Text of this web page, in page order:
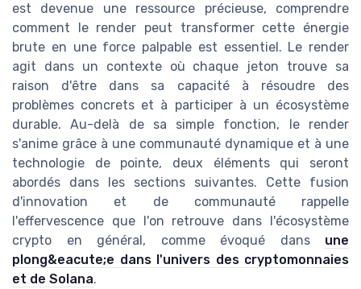
est devenue une ressource précieuse, comprendre
comment le render peut transformer cette énergie
brute en une force palpable est essentiel. Le render
agit dans un contexte où chaque jeton trouve sa
raison d'être dans sa capacité à résoudre des
problèmes concrets et à participer à un écosystème
durable. Au-delà de sa simple fonction, le render
s'anime grâce à une communauté dynamique et à une
technologie de pointe, deux éléments qui seront
abordés dans les sections suivantes. Cette fusion
d'innovation et de communauté rappelle
l'effervescence que l'on retrouve dans l'écosystème
crypto en général, comme évoqué dans une
plong&eacute;e dans l'univers des cryptomonnaies
et de Solana.